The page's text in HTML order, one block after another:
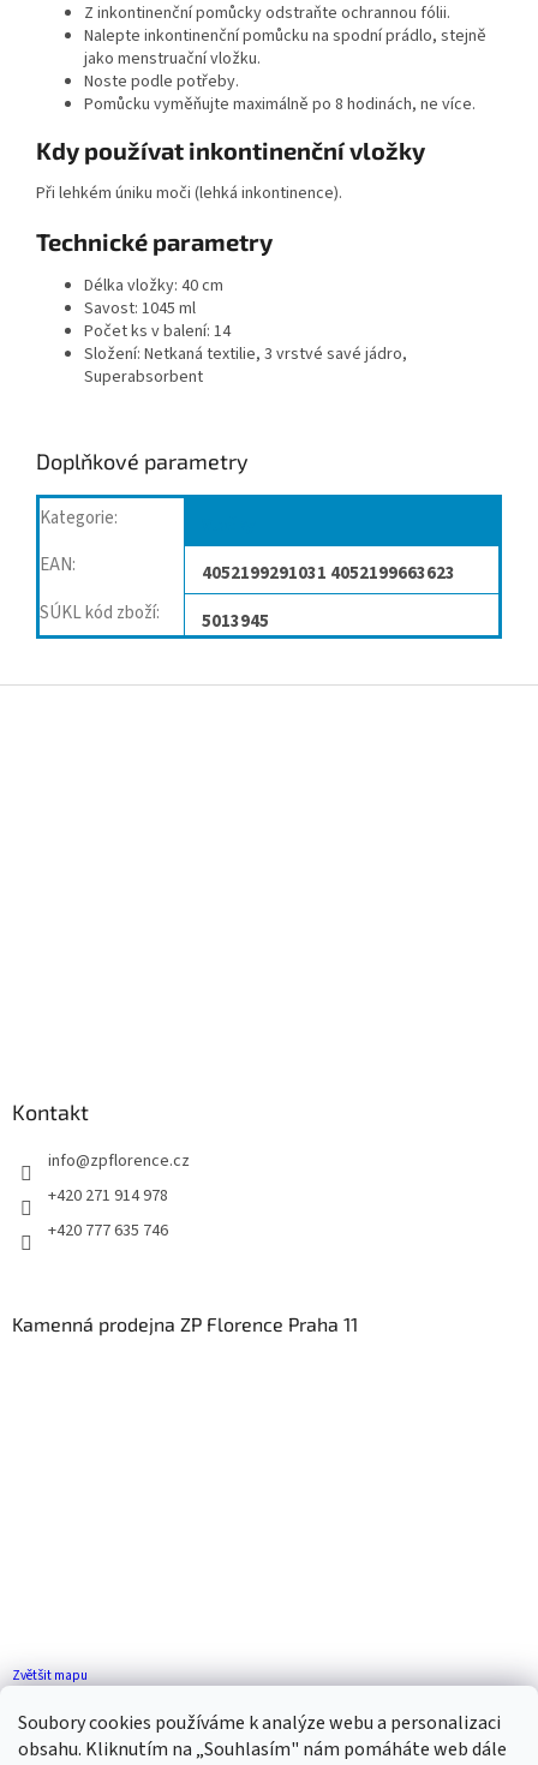
Soubory cookies používáme k analýze webu a personalizaci
obsahu. Kliknutím na „Souhlasím" nám pomáháte web dále
Z inkontinenční pomůcky odstraňte ochrannou fólii.
Nalepte inkontinenční pomůcku na spodní prádlo, stejně
jako menstruační vložku.
Noste podle potřeby.
Pomůcku vyměňujte maximálně po 8 hodinách, ne více.
Kdy používat inkontinenční vložky
Při lehkém úniku moči (lehká inkontinence).
Technické parametry
Délka vložky: 40 cm
Savost: 1045 ml
Počet ks v balení: 14
Složení: Netkaná textilie, 3 vrstvé savé jádro,
Superabsorbent
Doplňkové parametry
Kategorie:
EAN:
4052199291031 4052199663623
SÚKL kód zboží: 5013945
Kontakt
info@zpflorence.cz
+420 271 914 978
+420 777 635 746
Kamenná prodejna ZP Florence Praha 11
Zvětšit mapu